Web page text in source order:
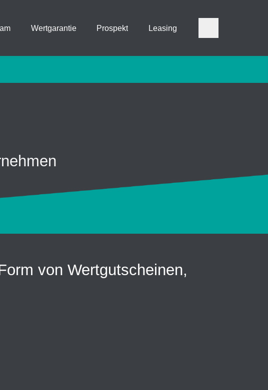
Wertgarantie Prospekt Leasing
von Wertgutscheinen,